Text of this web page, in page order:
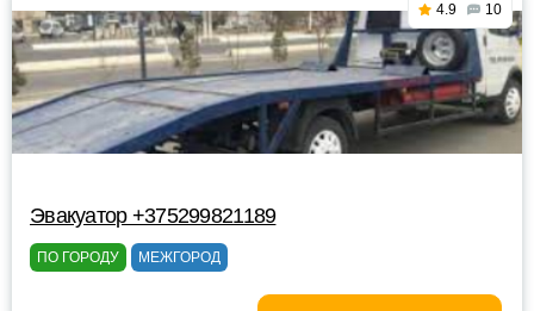
4.9 10
Эвакуатор +375299821189
ПО ГОРОДУ МЕЖГОРОД